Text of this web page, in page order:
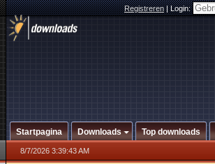
Registreren|Login:
Startpagina Downloads Top downloads
8/7/2026 3:39:43 AM